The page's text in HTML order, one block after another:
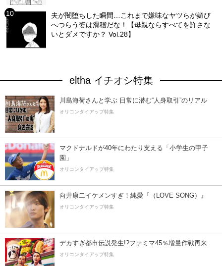
夫が闇堕ちした瞬間…これまで嫌味なヤツらが媚び
へつらう姿は滑稽だな！【母親ならすべてを許さな
いとダメですか？ Vol.28】
eltha イチオシ特集
川島海荷さんと学ぶ 日常に潜む“人身取引”のリアル
オリコンタイアップ特集
マクドナルドが40年にわたり支える「小学生の甲子
園」
オリコンタイアップ特集
向井康二イケメンすぎ！純愛『（LOVE SONG）』
オリコンタイアップ特集
デカすぎ都市伝説発生!?ファミマ45％増量作戦再来
オリコンタイアップ特集